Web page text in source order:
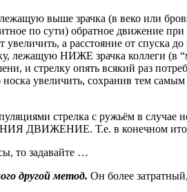
выше зрачка (в веко или
по сути) обратное движение
увеличить, а расстояние от
лежащую НИЖЕ зрачка коллеги (в
и стрелку опять всякий раз
увеличить, сохранив тем
стрелка с ружьём в
Т.е. в конечном итоге
то задавайте …
другой метод. Он более